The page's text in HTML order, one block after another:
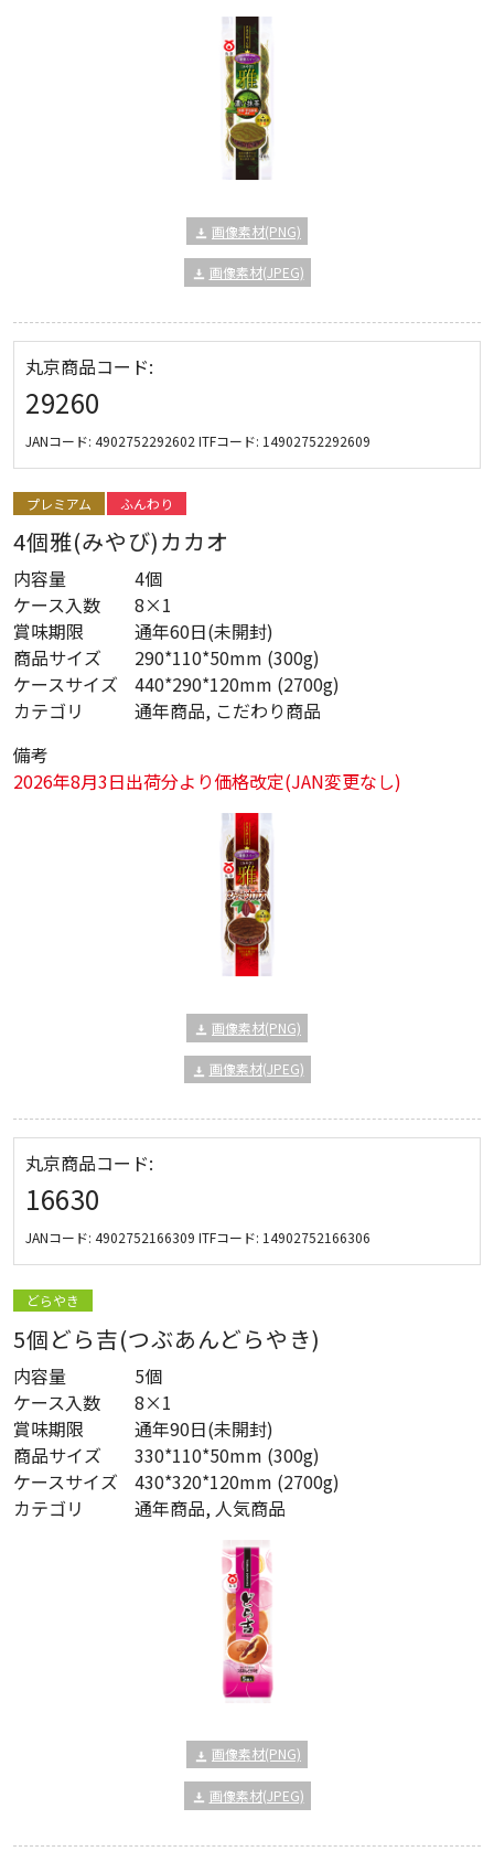
画像素材(PNG)
画像素材(JPEG)
丸京商品コード:
29260
JANコード: 4902752292602 ITFコード: 14902752292609
プレミアム ふんわり
4個雅(みやび)カカオ
内容量
4個
ケース入数
8×1
賞味期限
通年60日(未開封)
商品サイズ
290*110*50mm (300g)
ケースサイズ
440*290*120mm (2700g)
カテゴリ
通年商品, こだわり商品
備考
2026年8月3日出荷分より価格改定(JAN変更なし)
画像素材(PNG)
画像素材(JPEG)
丸京商品コード:
16630
JANコード: 4902752166309 ITFコード: 14902752166306
どらやき
5個どら吉(つぶあんどらやき)
内容量
5個
ケース入数
8×1
賞味期限
通年90日(未開封)
商品サイズ
330*110*50mm (300g)
ケースサイズ
430*320*120mm (2700g)
カテゴリ
通年商品, 人気商品
画像素材(PNG)
画像素材(JPEG)